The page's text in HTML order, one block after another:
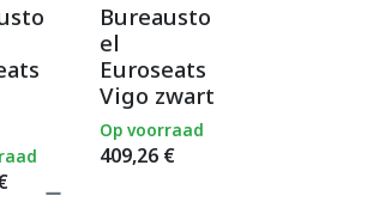
Bureausto
el
Euroseats
Vigo zwart
409,26€
Op voorraad